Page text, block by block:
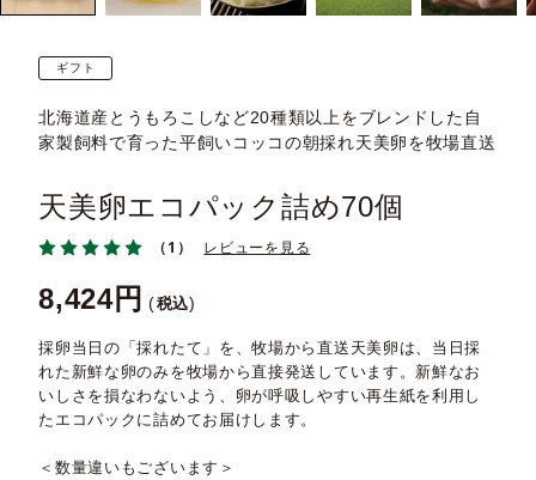
ギフト
北海道産とうもろこしなど20種類以上をブレンドした自
家製飼料で育った平飼いコッコの朝採れ天美卵を牧場直送
天美卵エコパック詰め70個
（1） レビューを見る
8,424 税込
採卵当日の「採れたて」を、牧場から直送天美卵は、当日採
れた新鮮な卵のみを牧場から直接発送しています。新鮮なお
いしさを損なわないよう、卵が呼吸しやすい再生紙を利用し
たエコパックに詰めてお届けします。
＜数量違いもございます＞